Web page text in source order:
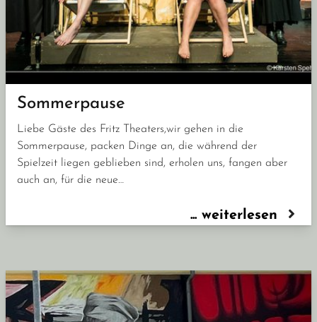
Sommerpause
Liebe Gäste des Fritz Theaters,wir gehen in die
Sommerpause, packen Dinge an, die während der
Spielzeit liegen geblieben sind, erholen uns, fangen aber
auch an, für die neue…
... weiterlesen